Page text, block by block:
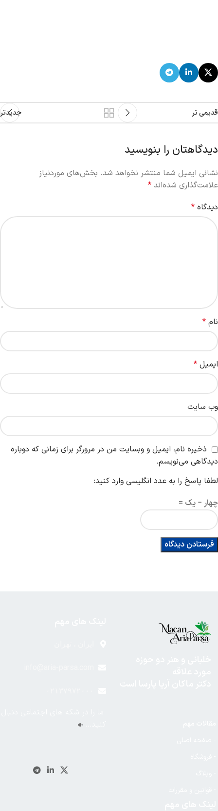
جدیدتر قدیمی تر
دیدگاهتان را بنویسید
نشانی ایمیل شما منتشر نخواهد شد. بخش‌های موردنیاز
علامت‌گذاری شده‌اند *
دیدگاه *
نام *
ایمیل *
وب‌ سایت
ذخیره نام، ایمیل و وبسایت من در مرورگر برای زمانی که دوباره
دیدگاهی می‌نویسم.
لطفا پاسخ را به عدد انگلیسی وارد کنید:
چهار − یک =
کنید…